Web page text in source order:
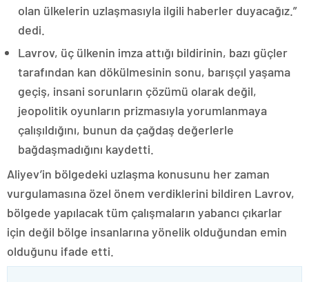
olan ülkelerin uzlaşmasıyla ilgili haberler duyacağız.”
dedi.
Lavrov, üç ülkenin imza attığı bildirinin, bazı güçler
tarafından kan dökülmesinin sonu, barışçıl yaşama
geçiş, insani sorunların çözümü olarak değil,
jeopolitik oyunların prizmasıyla yorumlanmaya
çalışıldığını, bunun da çağdaş değerlerle
bağdaşmadığını kaydetti.
Aliyev’in bölgedeki uzlaşma konusunu her zaman
vurgulamasına özel önem verdiklerini bildiren Lavrov,
bölgede yapılacak tüm çalışmaların yabancı çıkarlar
için değil bölge insanlarına yönelik olduğundan emin
olduğunu ifade etti.